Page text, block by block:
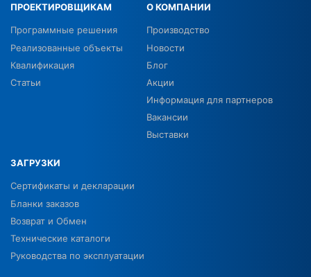
ПРОЕКТИРОВЩИКАМ
Программные решения
Реализованные объекты
Квалификация
Статьи
О КОМПАНИИ
Производство
Новости
Блог
Акции
Информация для партнеров
Вакансии
Выставки
ЗАГРУЗКИ
Сертификаты и декларации
Бланки заказов
Возврат и Обмен
Технические каталоги
Руководства по эксплуатации